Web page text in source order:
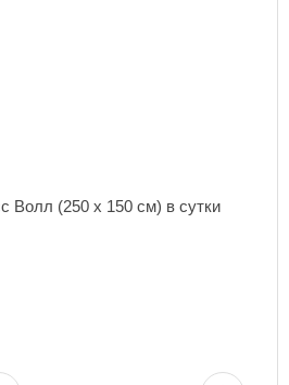
Волл (250 х 150 см) в сутки